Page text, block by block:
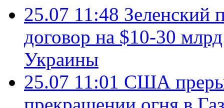
25.07 11:48 Зеленский
договор на $10-30
Украины
25.07 11:01 США